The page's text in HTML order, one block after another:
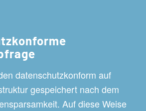
datenschutzkonform auf
gespeichert nach dem
Auf diese Weise